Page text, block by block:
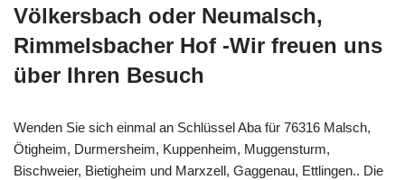
Völkersbach oder Neumalsch,
Rimmelsbacher Hof -Wir freuen uns
über Ihren Besuch
Wenden Sie sich einmal an Schlüssel Aba für 76316 Malsch,
Ötigheim, Durmersheim, Kuppenheim, Muggensturm,
Bischweier, Bietigheim und Marxzell, Gaggenau, Ettlingen.. Die